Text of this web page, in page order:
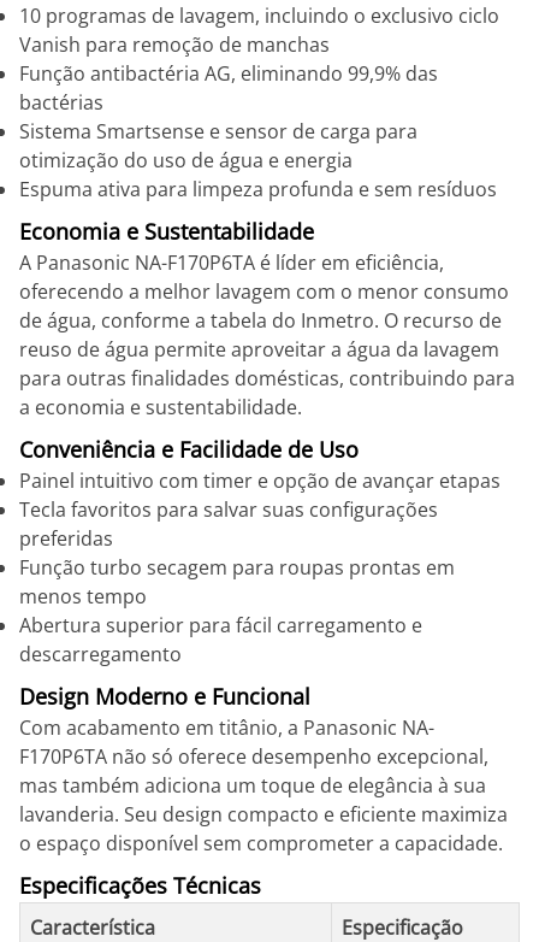
10 programas de lavagem, incluindo o exclusivo ciclo
Vanish para remoção de manchas
Função antibactéria AG, eliminando 99,9% das
bactérias
Sistema Smartsense e sensor de carga para
otimização do uso de água e energia
Espuma ativa para limpeza profunda e sem resíduos
Economia e Sustentabilidade
A Panasonic NA-F170P6TA é líder em eficiência,
oferecendo a melhor lavagem com o menor consumo
de água, conforme a tabela do Inmetro. O recurso de
reuso de água permite aproveitar a água da lavagem
para outras finalidades domésticas, contribuindo para
a economia e sustentabilidade.
Conveniência e Facilidade de Uso
Painel intuitivo com timer e opção de avançar etapas
Tecla favoritos para salvar suas configurações
preferidas
Função turbo secagem para roupas prontas em
menos tempo
Abertura superior para fácil carregamento e
descarregamento
Design Moderno e Funcional
Com acabamento em titânio, a Panasonic NA-
F170P6TA não só oferece desempenho excepcional,
mas também adiciona um toque de elegância à sua
lavanderia. Seu design compacto e eficiente maximiza
o espaço disponível sem comprometer a capacidade.
Especificações Técnicas
Característica
Especificação